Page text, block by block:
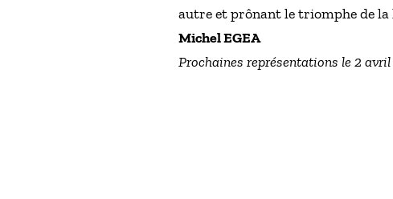
autre et prônant le triomphe de
Michel EGEA
Prochaines représentations le 2